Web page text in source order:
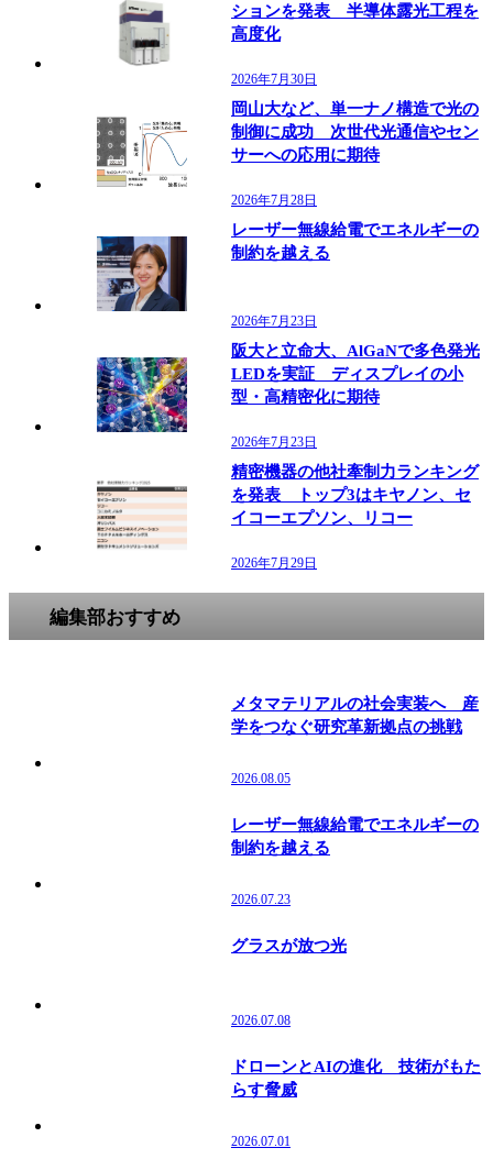
ションを発表 半導体露光工程を
高度化
2026年7月30日
岡山大など、単一ナノ構造で光の
制御に成功 次世代光通信やセン
サーへの応用に期待
2026年7月28日
レーザー無線給電でエネルギーの
制約を越える
2026年7月23日
阪大と立命大、AlGaNで多色発光
LEDを実証 ディスプレイの小
型・高精密化に期待
2026年7月23日
精密機器の他社牽制力ランキング
を発表 トップ3はキヤノン、セ
イコーエプソン、リコー
2026年7月29日
編集部おすすめ
メタマテリアルの社会実装へ 産
学をつなぐ研究革新拠点の挑戦
2026.08.05
レーザー無線給電でエネルギーの
制約を越える
2026.07.23
グラスが放つ光
2026.07.08
ドローンとAIの進化 技術がもた
らす脅威
2026.07.01